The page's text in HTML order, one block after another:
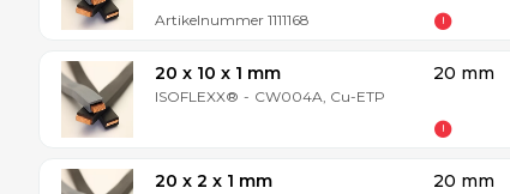
Artikelnummer 1111168
20 x 10 x 1 mm
ISOFLEXX® - CW004A, Cu-ETP
20 mm
20 x 2 x 1 mm 20 mm